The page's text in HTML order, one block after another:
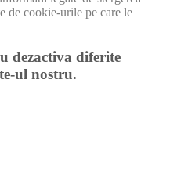
de cookie-urile pe care le
dezactiva diferite
ul nostru.